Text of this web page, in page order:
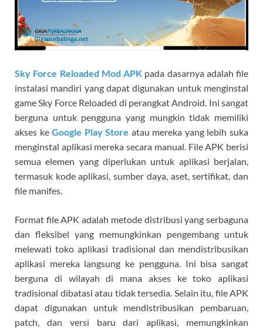
Sky Force Reloaded Mod APK pada dasarnya adalah file
instalasi mandiri yang dapat digunakan untuk menginstal
game Sky Force Reloaded di perangkat Android. Ini sangat
berguna untuk pengguna yang mungkin tidak memiliki
akses keGoogle Play Store atau mereka yang lebih suka
menginstal aplikasi mereka secara manual. File APK berisi
semua elemen yang diperlukan untuk aplikasi berjalan,
termasuk kode aplikasi, sumber daya, aset, sertifikat, dan
file manifes.
Format file APK adalah metode distribusi yang serbaguna
dan fleksibel yang memungkinkan pengembang untuk
melewati toko aplikasi tradisional dan mendistribusikan
aplikasi mereka langsung ke pengguna. Ini bisa sangat
berguna di wilayah di mana akses ke toko aplikasi
tradisional dibatasi atau tidak tersedia. Selain itu, file APK
dapat digunakan untuk mendistribusikan pembaruan,
patch, dan versi baru dari aplikasi, memungkinkan